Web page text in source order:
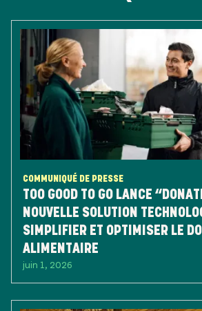
COMMUNIQUÉ DE PRESSE
TOO GOOD TO GO LANCE
NOUVELLE SOLUTION
SIMPLIFIER ET OPTIMISER LE
ALIMENTAIRE
juin 1, 2026